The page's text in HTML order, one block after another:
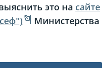
это на сайте
Министерства